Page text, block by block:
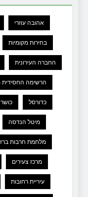
אהובה עוזרי
בחירות מקומיות
החברה העירונית
הרשימה החסידית
כדורסל כושר
מיטל הנדסה
מלחמת חרבות
מרכז צעירים
עיריית רחובות